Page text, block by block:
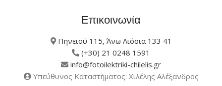
Επικοινωνία
Πηνειού 115, Άνω Λιόσια 133 41
(+30) 21 0248 1591
info@fotoilektriki-chilelis.gr
Υπεύθυνος Καταστήματος: Χιλέλης Αλέξανδρος